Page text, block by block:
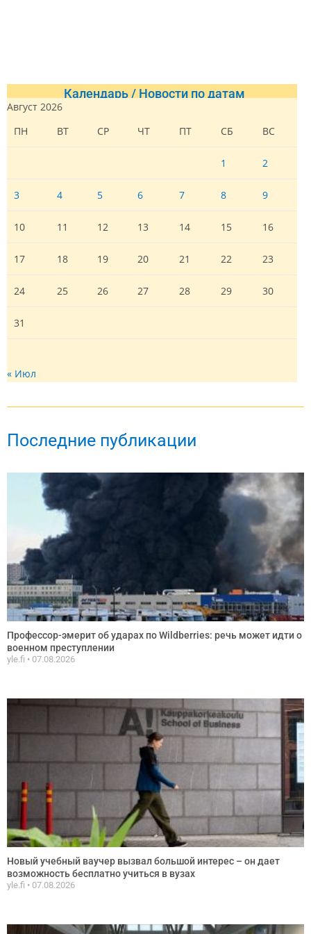
Календарь / Новости по датам
Август 2026
ПН
ВТ СР ЧТ ПТ СБ ВС
1 2
3 4 5 6 7 8 9
10 11 12 13 14 15 16
17 18 19 20 21 22 23
24 25 26 27 28 29 30
31
« Июл
Последние публикации
Профессор-эмерит об ударах по Wildberries: речь может идти о
военном преступлении
yle.fi 07.08.2026
Новый учебный ваучер вызвал большой интерес – он дает
возможность бесплатно учиться в вузах
yle.fi 07.08.2026